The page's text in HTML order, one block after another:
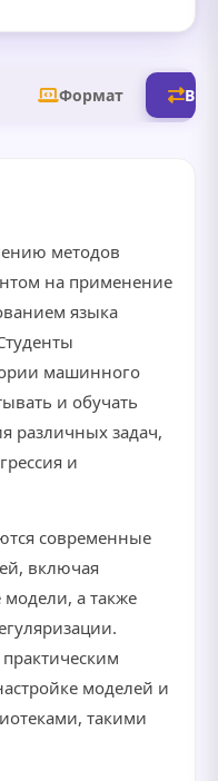
Формат В
методов
на применение
языка
машинного
и обучать
различных задач,
и
современные
включая
а также
моделей и
такими